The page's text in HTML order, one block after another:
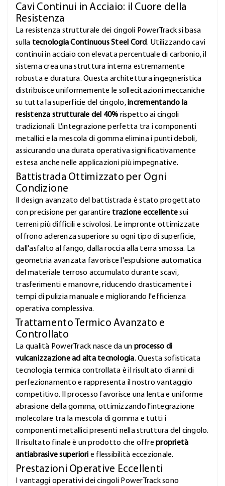
Cavi Continui in Acciaio: il Cuore della
Resistenza
La resistenza strutturale dei cingoli PowerTrack si basa
sulla tecnologia Continuous Steel Cord. Utilizzando cavi
continui in acciaio con elevata percentuale di carbonio, il
sistema crea una struttura interna estremamente
robusta e duratura. Questa architettura ingegneristica
distribuisce uniformemente le sollecitazioni meccaniche
su tutta la superficie del cingolo,incrementando la
resistenza strutturale del 40% rispetto ai cingoli
tradizionali. L'integrazione perfetta tra i componenti
metallici e la mescola di gomma elimina i punti deboli,
assicurando una durata operativa significativamente
estesa anche nelle applicazioni più impegnative.
Battistrada Ottimizzato per Ogni
Condizione
Il design avanzato del battistrada è stato progettato
con precisione per garantire trazione eccellentesui
terreni più difficili e scivolosi. Le impronte ottimizzate
offrono aderenza superiore su ogni tipo di superficie,
dall'asfalto al fango, dalla roccia alla terra smossa. La
geometria avanzata favorisce l'espulsione automatica
del materiale terroso accumulato durante scavi,
trasferimenti e manovre, riducendo drasticamente i
tempi di pulizia manuale e migliorando l'efficienza
operativa complessiva.
Trattamento Termico Avanzato e
Controllato
La qualità PowerTrack nasce da un processo di
vulcanizzazione ad alta tecnologia. Questa sofisticata
tecnologia termica controllata è il risultato di anni di
perfezionamento e rappresenta il nostro vantaggio
competitivo. Il processo favorisce una lenta e uniforme
abrasione della gomma, ottimizzando l'integrazione
molecolare tra la mescola di gomma e tutti i
componenti metallici presenti nella struttura del cingolo.
Il risultato finale è un prodotto che offreproprietà
antiabrasive superiori e flessibilità eccezionale.
Prestazioni Operative Eccellenti
I vantaggi operativi dei cingoli PowerTrack sono